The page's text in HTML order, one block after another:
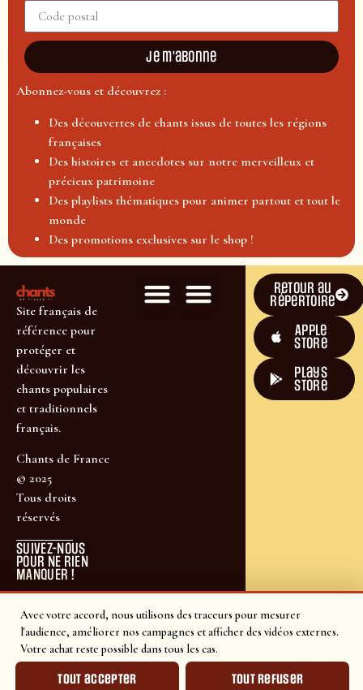
Avec votre accord, nous utilisons des traceurs pour mesurer
l'audience, améliorer nos campagnes et afficher des vidéos externes.
Votre achat reste possible dans tous les cas.
Tout accepter Tout refuser
Je m'abonne
Abonnez-vous et découvrez :
Des découvertes de chants issus de toutes les régions
françaises
Des histoires et anecdotes sur notre merveilleux et
précieux patrimoine
Des playlists thématiques pour animer partout et tout le
monde
Des promotions exclusives sur le shop !
Site français de
référence pour
protéger et
découvrir les
chants populaires
et traditionnels
français.
Chants de France
© 2025
Tous droits
réservés
SUIVEZ-NOUS
POUR NE RIEN
MANQUER !
Retour au
répertoire
Apple
Store
plays
store